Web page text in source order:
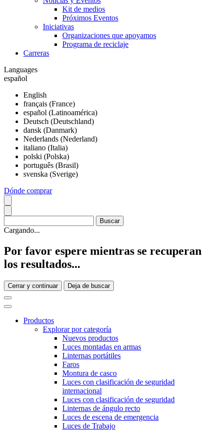
Kit de medios
Próximos Eventos
Iniciativas
Organizaciones que apoyamos
Programa de reciclaje
Carreras
Languages
español
English
français (France)
español (Latinoamérica)
Deutsch (Deutschland)
dansk (Danmark)
Nederlands (Nederland)
italiano (Italia)
polski (Polska)
português (Brasil)
svenska (Sverige)
Dónde comprar
Cargando...
Por favor espere mientras se recuperan
los resultados...
Cerrar y continuar Deja de buscar
Productos
Explorar por categoría
Nuevos productos
Luces montadas en armas
Linternas portátiles
Faros
Montura de casco
Luces con clasificación de seguridad
internacional
Luces con clasificación de seguridad
Linternas de ángulo recto
Luces de escena de emergencia
Luces de Trabajo